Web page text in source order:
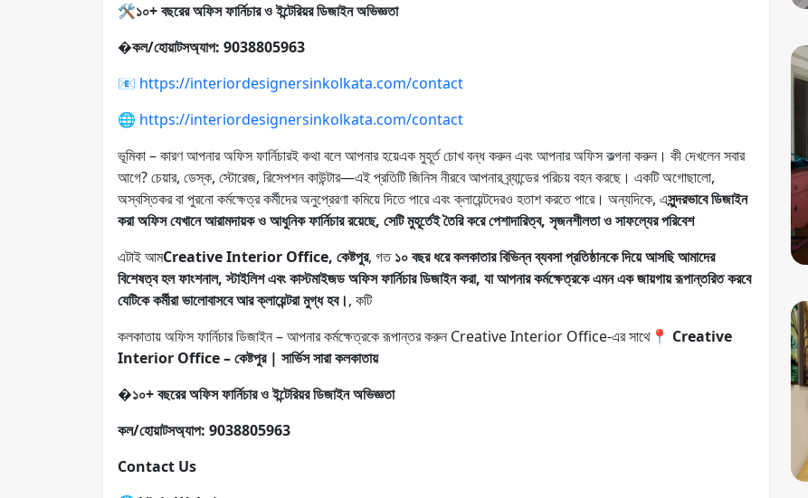
🛠১০+ বছরের অফিস ফার্নিচার ও ইন্টেরিয়র ডিজাইন অভিজ্ঞতা
�কল/হোয়াটসঅ্যাপ: 9038805963
📧 https://interiordesignersinkolkata.com/contact
🌐 https://interiordesignersinkolkata.com/contact
ভূমিকা – কারণ আপনার অফিস ফার্নিচারই কথা বলে আপনার হয়েএক মুহূর্ত চোখ বন্ধ করুন এবং আপনার অফিস কল্পনা করুন। কী দেখলেন সবার
আগে? চেয়ার, ডেস্ক, স্টোরেজ, রিসেপশন কাউন্টার—এই প্রতিটি জিনিস নীরবে আপনার ব্র্যান্ডের পরিচয় বহন করছে। একটি অগোছালো,
অস্বস্তিকর বা পুরনো কর্মক্ষেত্র কর্মীদের অনুপ্রেরণা কমিয়ে দিতে পারে এবং ক্লায়েন্টদেরও হতাশ করতে পারে। অন্যদিকে, এসুন্দরভাবে ডিজাইন
করা অফিস যেখানে আরামদায়ক ও আধুনিক ফার্নিচার রয়েছে, সেটি মুহূর্তেই তৈরি করে পেশাদারিত্ব, সৃজনশীলতা ও সাফল্যের পরিবেশ
এটাই আমCreative Interior Office, কেষ্টপুর, গত১০ বছর ধরে কলকাতার বিভিন্ন ব্যবসা প্রতিষ্ঠানকে দিয়ে আসছি আমাদের
বিশেষত্ব হল ফাংশনাল, স্টাইলিশ এবং কাস্টমাইজড অফিস ফার্নিচার ডিজাইন করা, যা আপনার কর্মক্ষেত্রকে এমন এক জায়গায় রূপান্তরিত করবে
যেটিকে কর্মীরা ভালোবাসবে আর ক্লায়েন্টরা মুগ্ধ হব।, কটি
কলকাতায় অফিস ফার্নিচার ডিজাইন – আপনার কর্মক্ষেত্রকে রূপান্তর করুন Creative Interior Office-এর সাথে📍 Creative
Interior Office – কেষ্টপুর | সার্ভিস সারা কলকাতায়
�১০+ বছরের অফিস ফার্নিচার ও ইন্টেরিয়র ডিজাইন অভিজ্ঞতা
কল/হোয়াটসঅ্যাপ: 9038805963
Contact Us